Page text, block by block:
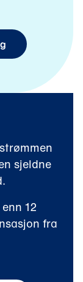
sjeldne
12
fra